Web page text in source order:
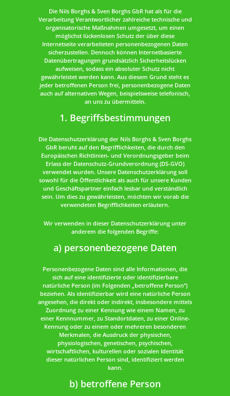
Die Nils Borghs & Sven Borghs GbR hat als für die
Verarbeitung Verantwortlicher zahlreiche technische und
organisatorische Maßnahmen umgesetzt, um einen
möglichst lückenlosen Schutz der über diese
Internetseite verarbeiteten personenbezogenen Daten
sicherzustellen. Dennoch können Internetbasierte
Datenübertragungen grundsätzlich Sicherheitslücken
aufweisen, sodass ein absoluter Schutz nicht
gewährleistet werden kann. Aus diesem Grund steht es
jeder betroffenen Person frei, personenbezogene Daten
auch auf alternativen Wegen, beispielsweise telefonisch,
an uns zu übermitteln.
1. Begriffsbestimmungen
Die Datenschutzerklärung der Nils Borghs & Sven Borghs
GbR beruht auf den Begrifflichkeiten, die durch den
Europäischen Richtlinien- und Verordnungsgeber beim
Erlass der Datenschutz-Grundverordnung (DS-GVO)
verwendet wurden. Unsere Datenschutzerklärung soll
sowohl für die Öffentlichkeit als auch für unsere Kunden
und Geschäftspartner einfach lesbar und verständlich
sein. Um dies zu gewährleisten, möchten wir vorab die
verwendeten Begrifflichkeiten erläutern.
Wir verwenden in dieser Datenschutzerklärung unter
anderem die folgenden Begriffe:
a) personenbezogene Daten
Personenbezogene Daten sind alle Informationen, die
sich auf eine identifizierte oder identifizierbare
natürliche Person (im Folgenden „betroffene Person“)
beziehen. Als identifizierbar wird eine natürliche Person
angesehen, die direkt oder indirekt, insbesondere mittels
Zuordnung zu einer Kennung wie einem Namen, zu
einer Kennnummer, zu Standortdaten, zu einer Online-
Kennung oder zu einem oder mehreren besonderen
Merkmalen, die Ausdruck der physischen,
physiologischen, genetischen, psychischen,
wirtschaftlichen, kulturellen oder sozialen Identität
dieser natürlichen Person sind, identifiziert werden
kann.
b) betroffene Person